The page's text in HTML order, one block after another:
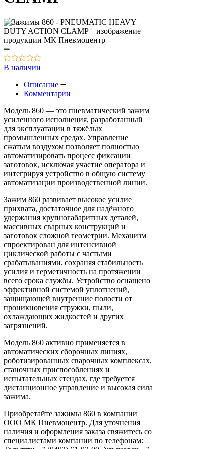
В наличии
Описание
Комментарии
Модель 860 — это пневматический зажим
усиленного исполнения, разработанный
для эксплуатации в тяжёлых
промышленных средах. Управление
сжатым воздухом позволяет полностью
автоматизировать процесс фиксации
заготовок, исключая участие оператора и
интегрируя устройство в общую систему
автоматизации производственной линии.
Зажим 860 развивает высокое усилие
прихвата, достаточное для надёжного
удержания крупногабаритных деталей,
массивных сварных конструкций и
заготовок сложной геометрии. Механизм
спроектирован для интенсивной
циклической работы с частыми
срабатываниями, сохраняя стабильность
усилия и герметичность на протяжении
всего срока службы. Устройство оснащено
эффективной системой уплотнений,
защищающей внутренние полости от
проникновения стружки, пыли,
охлаждающих жидкостей и других
загрязнений.
Модель 860 активно применяется в
автоматических сборочных линиях,
роботизированных сварочных комплексах,
станочных приспособлениях и
испытательных стендах, где требуется
дистанционное управление и высокая сила
зажима.
Приобретайте зажимы 860 в компании
ООО МК Пневмоцентр. Для уточнения
наличия и оформления заказа свяжитесь со
специалистами компании по телефонам: